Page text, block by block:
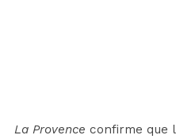
La Provence confirme que